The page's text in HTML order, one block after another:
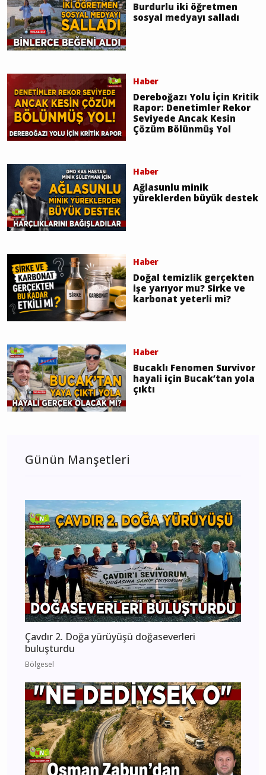
Burdurlu iki öğretmen
sosyal medyayı salladı
Haber
Dereboğazı Yolu İçin Kritik
Rapor: Denetimler Rekor
Seviyede Ancak Kesin
Çözüm Bölünmüş Yol
Haber
Ağlasunlu minik
yüreklerden büyük destek
Haber
Doğal temizlik gerçekten
işe yarıyor mu? Sirke ve
karbonat yeterli mi?
Haber
Bucaklı Fenomen Survivor
hayali için Bucak’tan yola
çıktı
Günün Manşetleri
Çavdır 2. Doğa yürüyüşü doğaseverleri
buluşturdu
Bölgesel